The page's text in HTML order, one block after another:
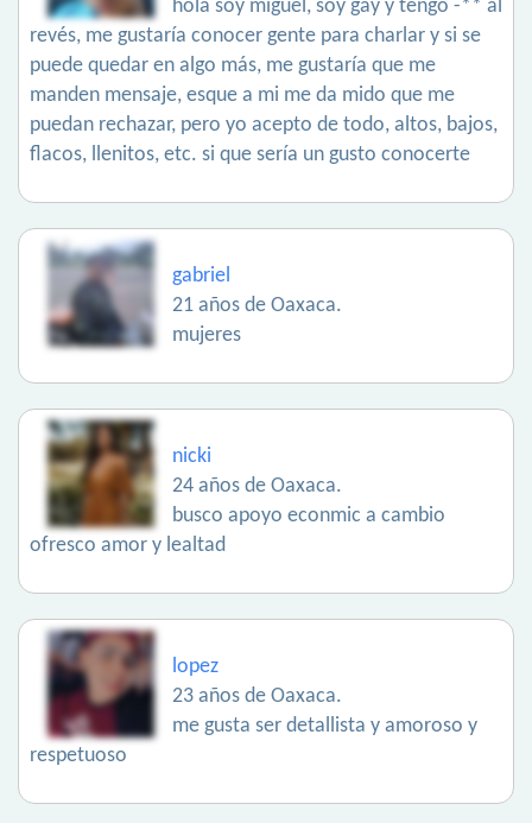
hola soy miguel, soy gay y tengo -** al
revés, me gustaría conocer gente para charlar y si se
puede quedar en algo más, me gustaría que me
manden mensaje, esque a mi me da mido que me
puedan rechazar, pero yo acepto de todo, altos, bajos,
flacos, llenitos, etc. si que sería un gusto conocerte
gabriel
21 años de Oaxaca.
mujeres
nicki
24 años de Oaxaca.
busco apoyo econmic a cambio
ofresco amor y lealtad
lopez
23 años de Oaxaca.
me gusta ser detallista y amoroso y
respetuoso